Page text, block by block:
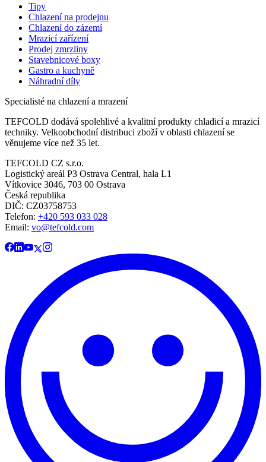
Tipy
Chlazení na prodejnu
Chlazení do zázemí
Mrazicí zařízení
Prodej zmrzliny
Stavebnicové boxy
Gastro a kuchyně
Náhradní díly
Specialisté na chlazení a mrazení
TEFCOLD dodává spolehlivé a kvalitní produkty chladicí a mrazicí
techniky. Velkoobchodní distribuci zboží v oblasti chlazení se
věnujeme více než 35 let.
TEFCOLD CZ s.r.o.
Logistický areál P3 Ostrava Central, hala L1
Vítkovice 3046, 703 00 Ostrava
Česká republika
DIČ: CZ03758753​​​​​​
Telefon: +420 593 033 028
Email: vo@tefcold.com